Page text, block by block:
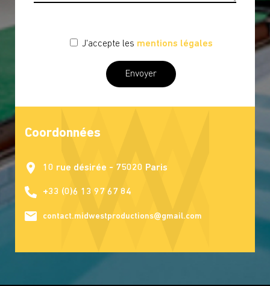
J'accepte les mentions légales
Coordonnées
10 rue désirée - 75020 Paris
+33 (0)6 13 97 67 84
contact.midwestproductions@gmail.com